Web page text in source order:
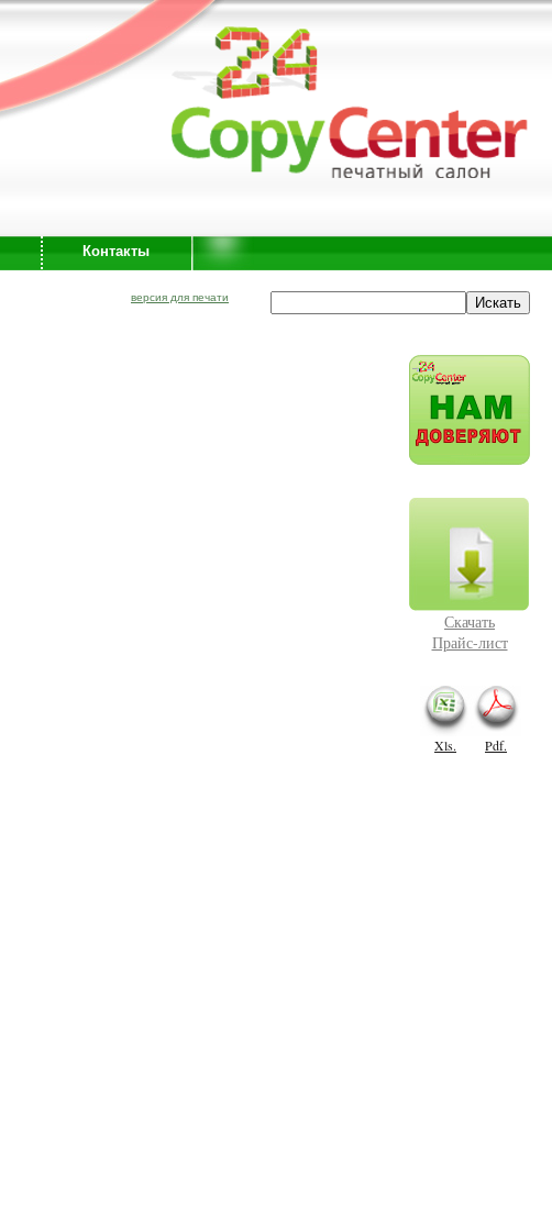
версия для печати
Контакты
Скачать
Прайс-лист
Xls. Pdf.